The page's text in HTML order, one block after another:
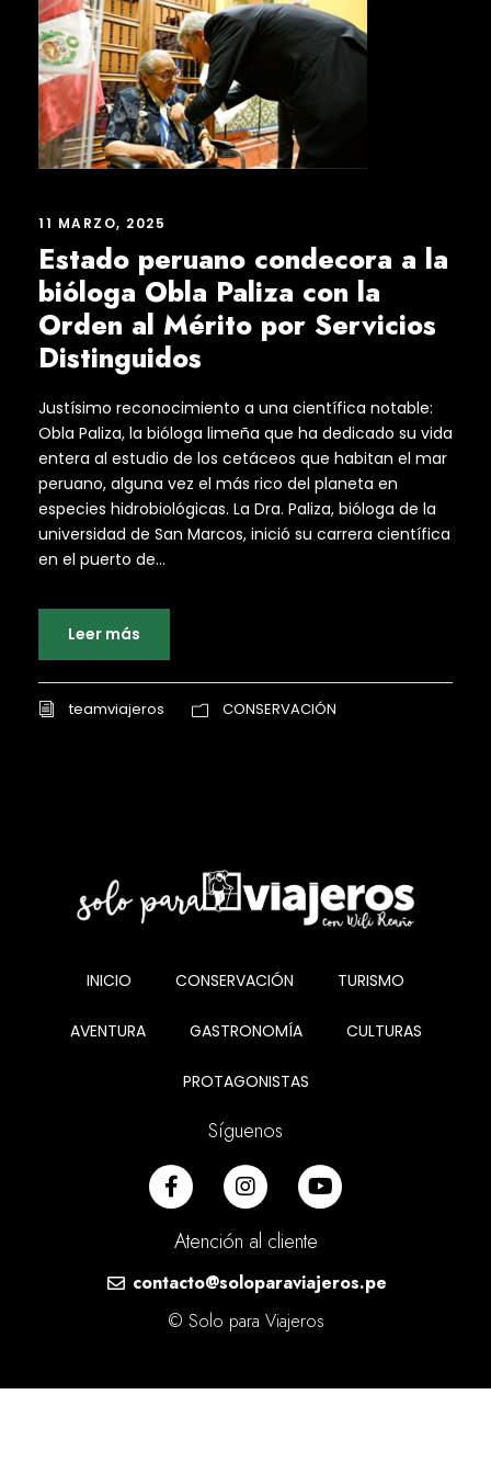
11 MARZO, 2025
Estado peruano condecora a la
bióloga Obla Paliza con la
Orden al Mérito por Servicios
Distinguidos
Justísimo reconocimiento a una científica notable:
Obla Paliza, la bióloga limeña que ha dedicado su vida
entera al estudio de los cetáceos que habitan el mar
peruano, alguna vez el más rico del planeta en
especies hidrobiológicas. La Dra. Paliza, bióloga de la
universidad de San Marcos, inició su carrera científica
en el puerto de...
Leer más
teamviajeros CONSERVACIÓN
INICIO CONSERVACIÓN TURISMO
AVENTURA GASTRONOMÍA CULTURAS
PROTAGONISTAS
Síguenos
Atención al cliente
contacto@soloparaviajeros.pe
© Solo para Viajeros